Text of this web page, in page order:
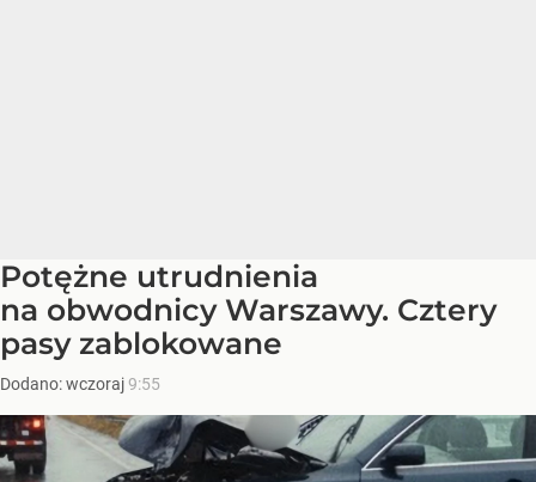
Potężne utrudnienia
na obwodnicy Warszawy. Cztery
pasy zablokowane
Dodano:wczoraj9:55